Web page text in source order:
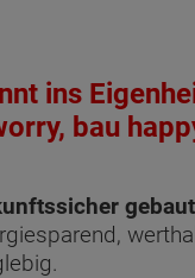
ins
bau